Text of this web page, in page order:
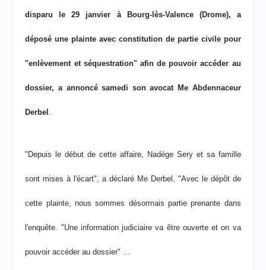
disparu le 29 janvier à Bourg-lès-Valence (Drome), a
déposé une plainte avec constitution de partie civile pour
"enlèvement et séquestration" afin de pouvoir accéder au
dossier, a annoncé samedi son avocat Me Abdennaceur
Derbel .
"Depuis le début de cette affaire, Nadège Sery et sa famille
sont mises à l'écart", a déclaré Me Derbel. "Avec le dépôt de
cette plainte, nous sommes désormais partie prenante dans
l'enquête. "Une information judiciaire va être ouverte et on va
pouvoir accéder au dossier" …